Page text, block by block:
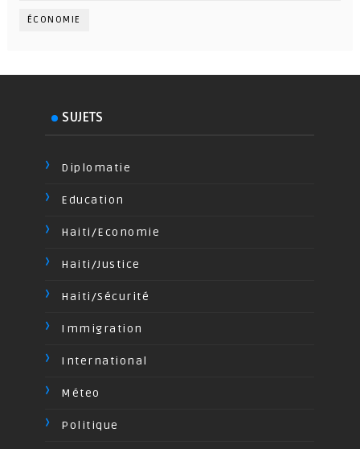
ÉCONOMIE
SUJETS
Diplomatie
Education
Haiti/Economie
Haiti/Justice
Haiti/Sécurité
Immigration
International
Méteo
Politique